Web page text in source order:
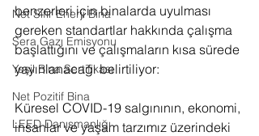
Net Sıfır Enerji Bina
Sera Gazı Emisyonu
Yeşil Bina Sertifikası
Net Pozitif Bina
LEED Danışmanlığı
benzerleri için binalarda uyulması
gereken standartlar hakkında çalışma
başlattığını ve çalışmaların kısa sürede
yayınlanacağı belirtiliyor:
Küresel COVID-19 salgınının, ekonomi,
insanlar ve yaşam tarzımız üzerindeki